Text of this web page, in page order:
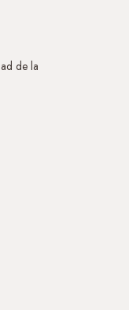
de la